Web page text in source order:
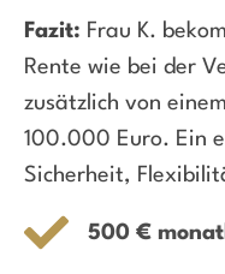
Fazit: Frau K.
Rente wie bei der
zusätzlich von
100.000 Euro. Ein
Sicherheit,
500 €